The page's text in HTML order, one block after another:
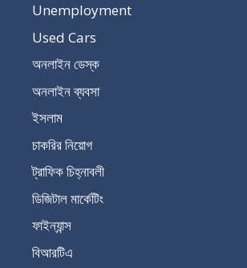
Unemployment
Used Cars
অনলাইন ডেস্ক
অনলাইন ব্যবসা
ইসলাম
চাকরির নিয়োগ
ট্রাফিক চিহ্নাবলী
ডিজিটাল মার্কেটিং
ফাইন্যান্স
বিআরটিএ